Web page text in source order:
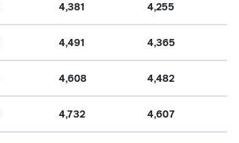
4,381 4,255
4,491 4,365
4,608 4,482
4,732 4,607